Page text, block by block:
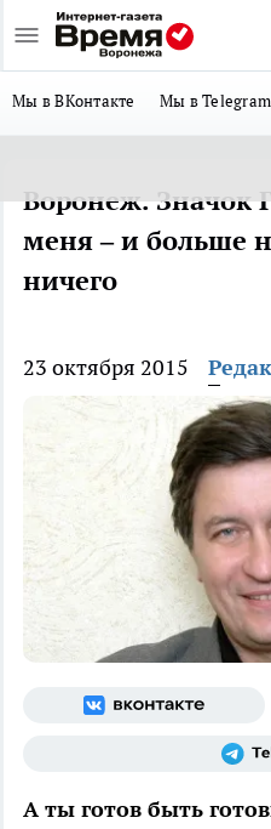
Мы в ВКонтакте Мы в Telegram
Воронеж. Значок
меня – и больше
ничего
23 октября 2015
А ты готов быть